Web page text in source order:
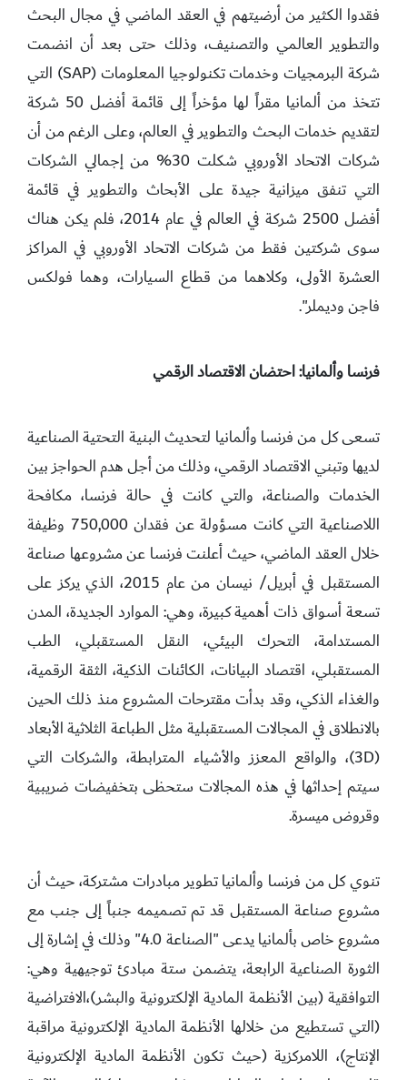
فقدوا الكثير من أرضيتهم في العقد الماضي في مجال البحث
والتطوير العالمي والتصنيف، وذلك حتى بعد أن انضمت
شركة البرمجيات وخدمات تكنولوجيا المعلومات (SAP) التي
تتخذ من ألمانيا مقراً لها مؤخراً إلى قائمة أفضل 50 شركة
لتقديم خدمات البحث والتطوير في العالم، وعلى الرغم من أن
شركات الاتحاد الأوروبي شكلت 30% من إجمالي الشركات
التي تنفق ميزانية جيدة على الأبحاث والتطوير في قائمة
أفضل 2500 شركة في العالم في عام 2014، فلم يكن هناك
سوى شركتين فقط من شركات الاتحاد الأوروبي في المراكز
العشرة الأولى، وكلاهما من قطاع السيارات، وهما فولكس
فاجن وديملر".
فرنسا وألمانيا: احتضان الاقتصاد الرقمي
تسعى كل من فرنسا وألمانيا لتحديث البنية التحتية الصناعية
لديها وتبني الاقتصاد الرقمي، وذلك من أجل هدم الحواجز بين
الخدمات والصناعة، والتي كانت في حالة فرنسا، مكافحة
اللاصناعية التي كانت مسؤولة عن فقدان 750,000 وظيفة
خلال العقد الماضي، حيث أعلنت فرنسا عن مشروعها صناعة
المستقبل في أبريل/ نيسان من عام 2015، الذي يركز على
تسعة أسواق ذات أهمية كبيرة، وهي: الموارد الجديدة، المدن
المستدامة، التحرك البيئي، النقل المستقبلي، الطب
المستقبلي، اقتصاد البيانات، الكائنات الذكية، الثقة الرقمية،
والغذاء الذكي، وقد بدأت مقترحات المشروع منذ ذلك الحين
بالانطلاق في المجالات المستقبلية مثل الطباعة الثلاثية الأبعاد
(3D)، والواقع المعزز والأشياء المترابطة، والشركات التي
سيتم إحداثها في هذه المجالات ستحظى بتخفيضات ضريبية
وقروض ميسرة.
تنوي كل من فرنسا وألمانيا تطوير مبادرات مشتركة، حيث أن
مشروع صناعة المستقبل قد تم تصميمه جنباً إلى جنب مع
مشروع خاص بألمانيا يدعى "الصناعة 4.0" وذلك في إشارة إلى
الثورة الصناعية الرابعة، يتضمن ستة مبادئ توجيهية وهي:
التوافقية (بين الأنظمة المادية الإلكترونية والبشر)،الافتراضية
(التي تستطيع من خلالها الأنظمة المادية الإلكترونية مراقبة
الإنتاج)، اللامركزية (حيث تكون الأنظمة المادية الإلكترونية